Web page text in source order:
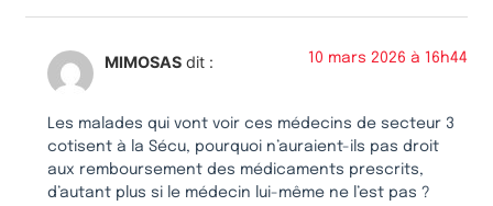
MIMOSAS dit : 10 mars 2026 à 16h44
Les malades qui vont voir ces médecins de secteur 3
cotisent à la Sécu, pourquoi n’auraient-ils pas droit
aux remboursement des médicaments prescrits,
d’autant plus si le médecin lui-même ne l’est pas ?